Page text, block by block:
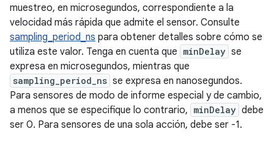
muestreo, en microsegundos, correspondiente a la
velocidad más rápida que admite el sensor. Consulte
sampling_period_ns para obtener detalles sobre cómo se
utiliza este valor. Tenga en cuenta que minDelay se
expresa en microsegundos, mientras que
sampling_period_ns se expresa en nanosegundos.
Para sensores de modo de informe especial y de cambio,
a menos que se especifique lo contrario, minDelay debe
ser 0. Para sensores de una sola acción, debe ser -1.